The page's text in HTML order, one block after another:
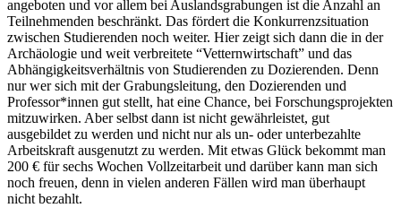
angeboten und vor allem bei Auslandsgrabungen ist die Anzahl an
Teilnehmenden beschränkt. Das fördert die Konkurrenzsituation
zwischen Studierenden noch weiter. Hier zeigt sich dann die in der
Archäologie und weit verbreitete “Vetternwirtschaft” und das
Abhängigkeitsverhältnis von Studierenden zu Dozierenden. Denn
nur wer sich mit der Grabungsleitung, den Dozierenden und
Professor*innen gut stellt, hat eine Chance, bei Forschungsprojekten
mitzuwirken. Aber selbst dann ist nicht gewährleistet, gut
ausgebildet zu werden und nicht nur als un- oder unterbezahlte
Arbeitskraft ausgenutzt zu werden. Mit etwas Glück bekommt man
200 € für sechs Wochen Vollzeitarbeit und darüber kann man sich
noch freuen, denn in vielen anderen Fällen wird man überhaupt
nicht bezahlt.